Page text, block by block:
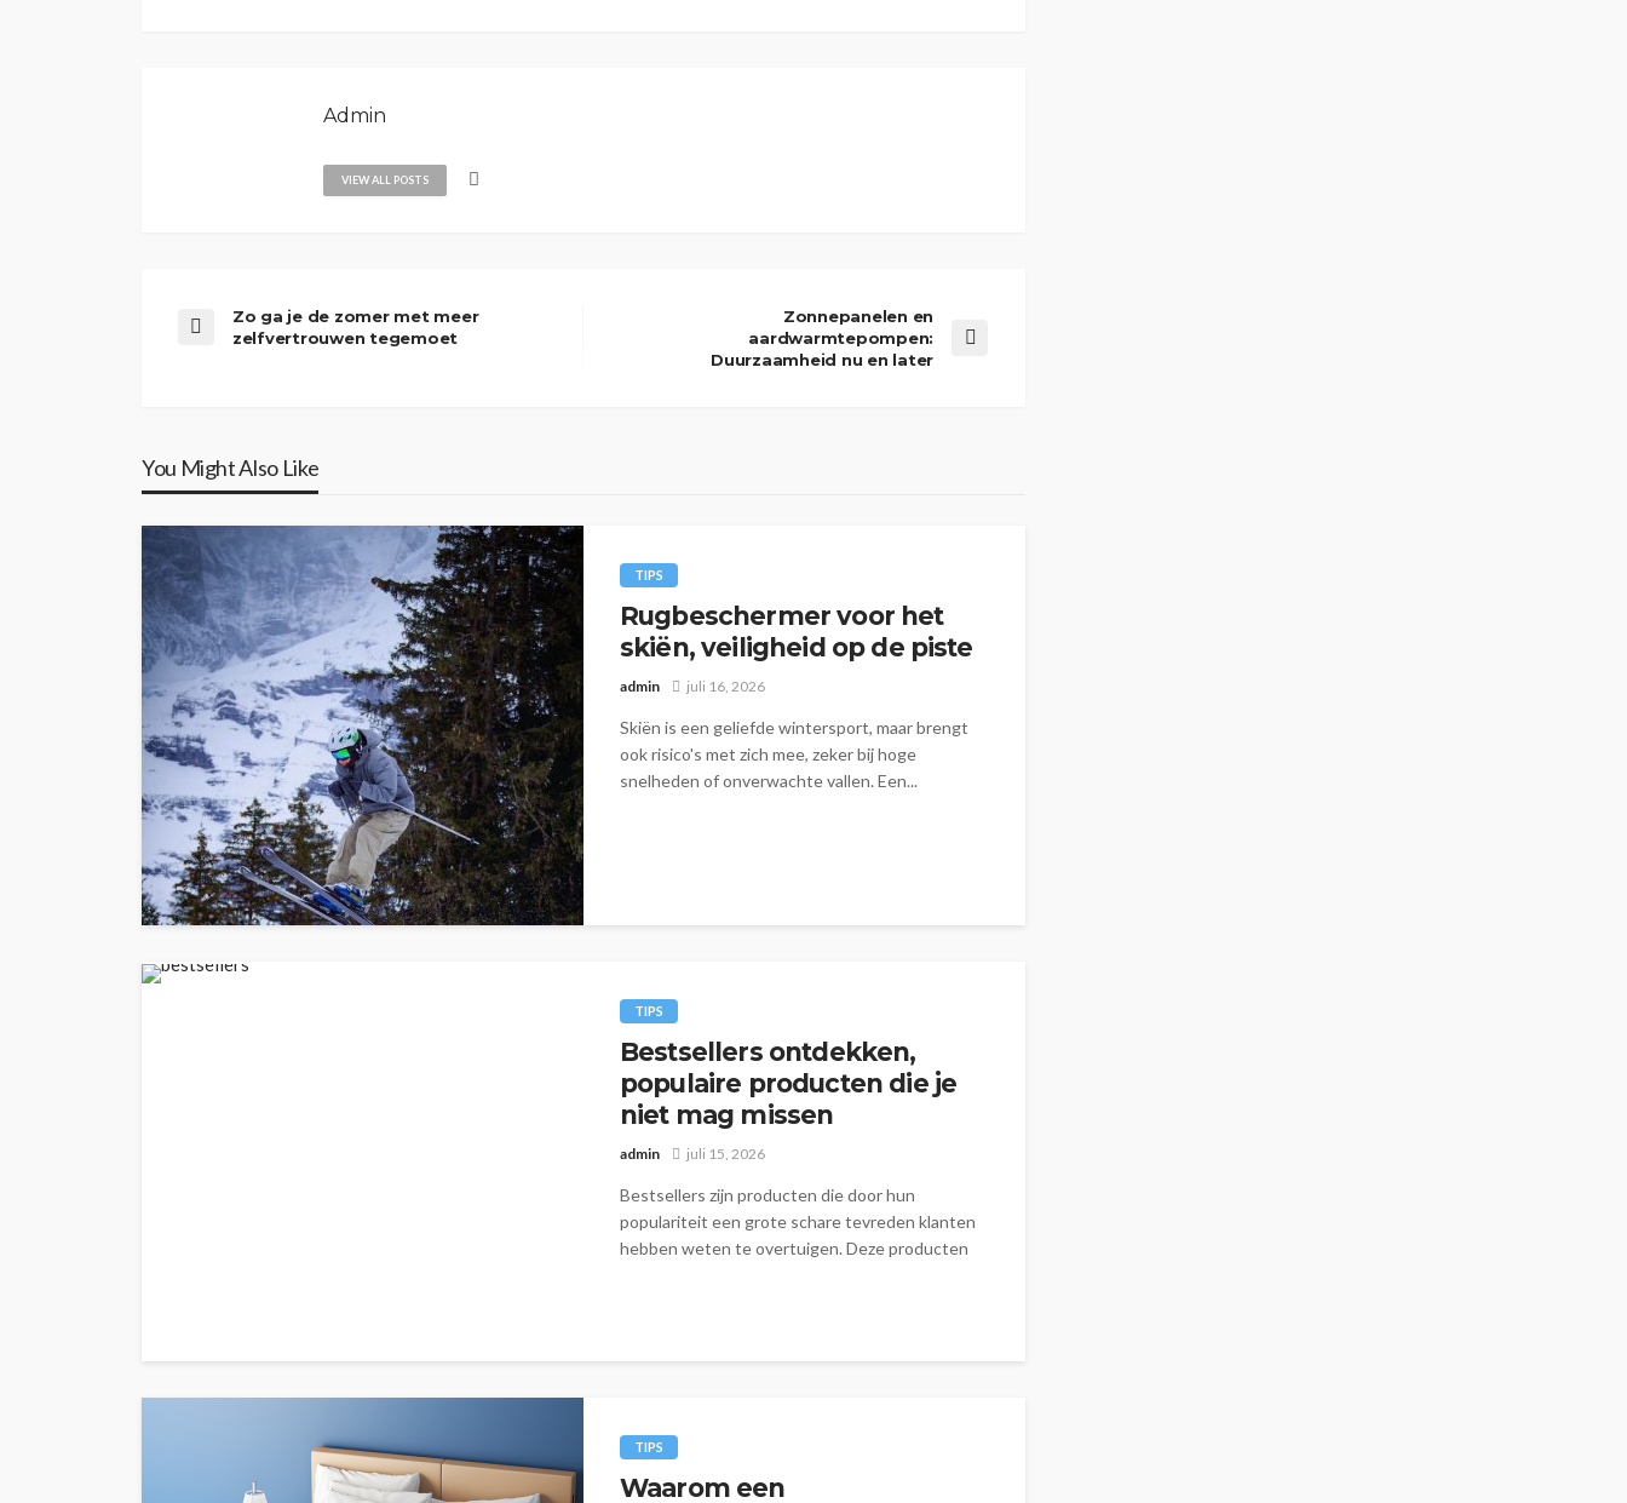
Admin
VIEW ALL POSTS
Zo ga je de zomer met meer
zelfvertrouwen tegemoet
Zonnepanelen en
aardwarmtepompen:
Duurzaamheid nu en later
You Might Also Like
TIPS
Rugbeschermer voor het
skiën, veiligheid op de piste
admin juli 16, 2026
Skiën is een geliefde wintersport, maar brengt
ook risico's met zich mee, zeker bij hoge
snelheden of onverwachte vallen. Een...
TIPS
Bestsellers ontdekken,
populaire producten die je
niet mag missen
admin juli 15, 2026
Bestsellers zijn producten die door hun
populariteit een grote schare tevreden klanten
hebben weten te overtuigen. Deze producten
TIPS
Waarom een